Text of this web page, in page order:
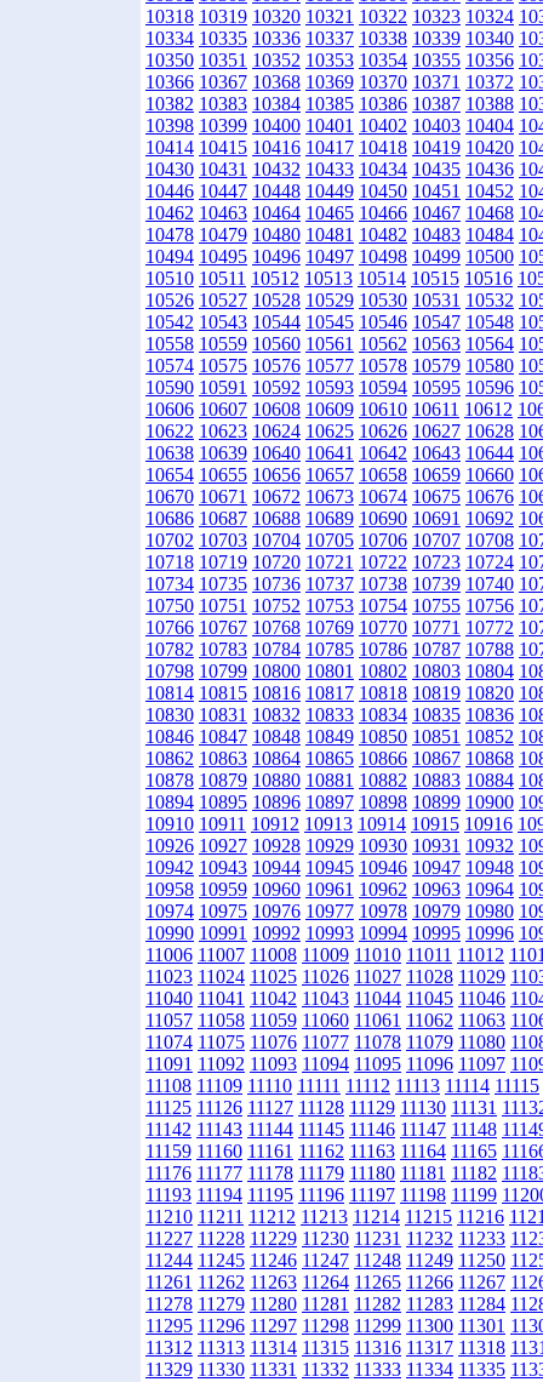
10318 10319 10320 10321 10322 10323 10324
10334 10335 10336 10337 10338 10339 10340
10350 10351 10352 10353 10354 10355 10356
10366 10367 10368 10369 10370 10371 10372
10382 10383 10384 10385 10386 10387 10388
10398 10399 10400 10401 10402 10403 10404
10414 10415 10416 10417 10418 10419 10420
10430 10431 10432 10433 10434 10435 10436
10446 10447 10448 10449 10450 10451 10452
10462 10463 10464 10465 10466 10467 10468
10478 10479 10480 10481 10482 10483 10484
10494 10495 10496 10497 10498 10499 10500
10510 10511 10512 10513 10514 10515 10516
10526 10527 10528 10529 10530 10531 10532
10542 10543 10544 10545 10546 10547 10548
10558 10559 10560 10561 10562 10563 10564
10574 10575 10576 10577 10578 10579 10580
10590 10591 10592 10593 10594 10595 10596
10606 10607 10608 10609 10610 10611 10612
10622 10623 10624 10625 10626 10627 10628
10638 10639 10640 10641 10642 10643 10644
10654 10655 10656 10657 10658 10659 10660
10670 10671 10672 10673 10674 10675 10676
10686 10687 10688 10689 10690 10691 10692
10702 10703 10704 10705 10706 10707 10708
10718 10719 10720 10721 10722 10723 10724
10734 10735 10736 10737 10738 10739 10740
10750 10751 10752 10753 10754 10755 10756
10766 10767 10768 10769 10770 10771 10772
10782 10783 10784 10785 10786 10787 10788
10798 10799 10800 10801 10802 10803 10804
10814 10815 10816 10817 10818 10819 10820
10830 10831 10832 10833 10834 10835 10836
10846 10847 10848 10849 10850 10851 10852
10862 10863 10864 10865 10866 10867 10868
10878 10879 10880 10881 10882 10883 10884
10894 10895 10896 10897 10898 10899 10900
10910 10911 10912 10913 10914 10915 10916
10926 10927 10928 10929 10930 10931 10932
10942 10943 10944 10945 10946 10947 10948
10958 10959 10960 10961 10962 10963 10964
10974 10975 10976 10977 10978 10979 10980
10990 10991 10992 10993 10994 10995 10996
11006 11007 11008 11009 11010 11011 11012
11023 11024 11025 11026 11027 11028 11029
11040 11041 11042 11043 11044 11045 11046
11057 11058 11059 11060 11061 11062 11063
11074 11075 11076 11077 11078 11079 11080
11091 11092 11093 11094 11095 11096 11097
11108 11109 11110 11111 11112 11113 11114 11115
11125 11126 11127 11128 11129 11130 11131
11142 11143 11144 11145 11146 11147 11148
11159 11160 11161 11162 11163 11164 11165
11176 11177 11178 11179 11180 11181 11182
11193 11194 11195 11196 11197 11198 11199
11210 11211 11212 11213 11214 11215 11216
11227 11228 11229 11230 11231 11232 11233
11244 11245 11246 11247 11248 11249 11250
11261 11262 11263 11264 11265 11266 11267
11278 11279 11280 11281 11282 11283 11284
11295 11296 11297 11298 11299 11300 11301
11312 11313 11314 11315 11316 11317 11318
11329 11330 11331 11332 11333 11334 11335